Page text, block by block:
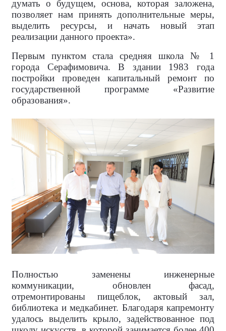
думать о будущем, основа, которая заложена,
позволяет нам принять дополнительные меры,
выделить ресурсы, и начать новый этап
реализации данного проекта».
Первым пунктом стала средняя школа № 1
города Серафимовича. В здании 1983 года
постройки проведен капитальный ремонт по
государственной программе «Развитие
образования».
Полностью заменены инженерные
коммуникации, обновлен фасад,
отремонтированы пищеблок, актовый зал,
библиотека и медкабинет. Благодаря капремонту
удалось выделить крыло, задействованное под